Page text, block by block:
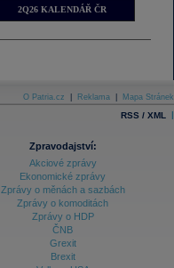
2Q26 KALENDÁŘ ČR
O Patria.cz Reklama Mapa Stránek
RSS / XML |
Zpravodajství:
Akciové zprávy
Ekonomické zprávy
Zprávy o měnách a sazbách
Zprávy o komoditách
Zprávy o HDP
ČNB
Grexit
Brexit